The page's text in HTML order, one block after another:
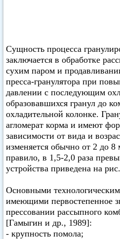
Сущность процесса
заключается в обработке
сухим паром и
пресса-гранулятора при
давлении с последующим
образовавшихся гранул до
охладительной колонке.
агломерат корма и имеют
зависимости от вида и
изменяется обычно от 2 до
правило, в 1,5-2,0 раза
устройства приведена на
Основными
имеющими первостепенное
прессовании рассыпного
[Гамыгин и др., 1989]:
- крупность помола;